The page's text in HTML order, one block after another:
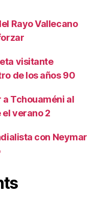
Rayo Vallecano
visitante
de los años 90
Tchouaméni al
verano 2
con Neymar